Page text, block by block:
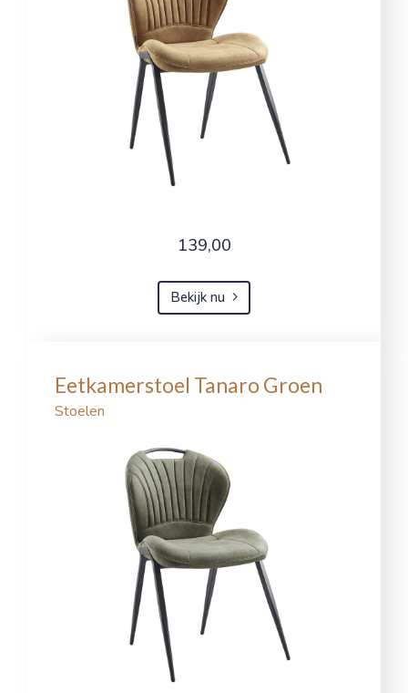
139,00
Bekijk nu
Eetkamerstoel Tanaro Groen
Stoelen